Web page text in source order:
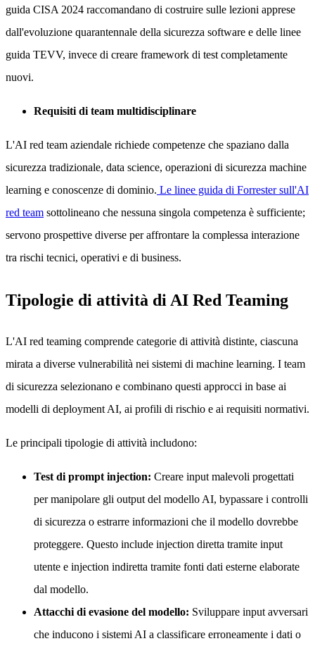
guida CISA 2024 raccomandano di costruire sulle lezioni apprese
dall'evoluzione quarantennale della sicurezza software e delle linee
guida TEVV, invece di creare framework di test completamente
nuovi.
Requisiti di team multidisciplinare
L'AI red team aziendale richiede competenze che spaziano dalla
sicurezza tradizionale, data science, operazioni di sicurezza machine
learning e conoscenze di dominio. Le linee guida di Forrester sull'AI
red team sottolineano che nessuna singola competenza è sufficiente;
servono prospettive diverse per affrontare la complessa interazione
tra rischi tecnici, operativi e di business.
Tipologie di attività di AI Red Teaming
L'AI red teaming comprende categorie di attività distinte, ciascuna
mirata a diverse vulnerabilità nei sistemi di machine learning. I team
di sicurezza selezionano e combinano questi approcci in base ai
modelli di deployment AI, ai profili di rischio e ai requisiti normativi.
Le principali tipologie di attività includono:
Test di prompt injection: Creare input malevoli progettati
per manipolare gli output del modello AI, bypassare i controlli
di sicurezza o estrarre informazioni che il modello dovrebbe
proteggere. Questo include injection diretta tramite input
utente e injection indiretta tramite fonti dati esterne elaborate
dal modello.
Attacchi di evasione del modello: Sviluppare input avversari
che inducono i sistemi AI a classificare erroneamente i dati o